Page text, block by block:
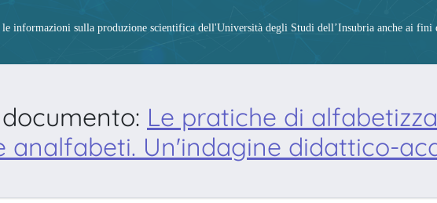
le informazioni sulla produzione scientifica dell'Università degli Studi dell’Insubria anche ai fini
Le pratiche di
analfabeti. Un'indagine didattico-